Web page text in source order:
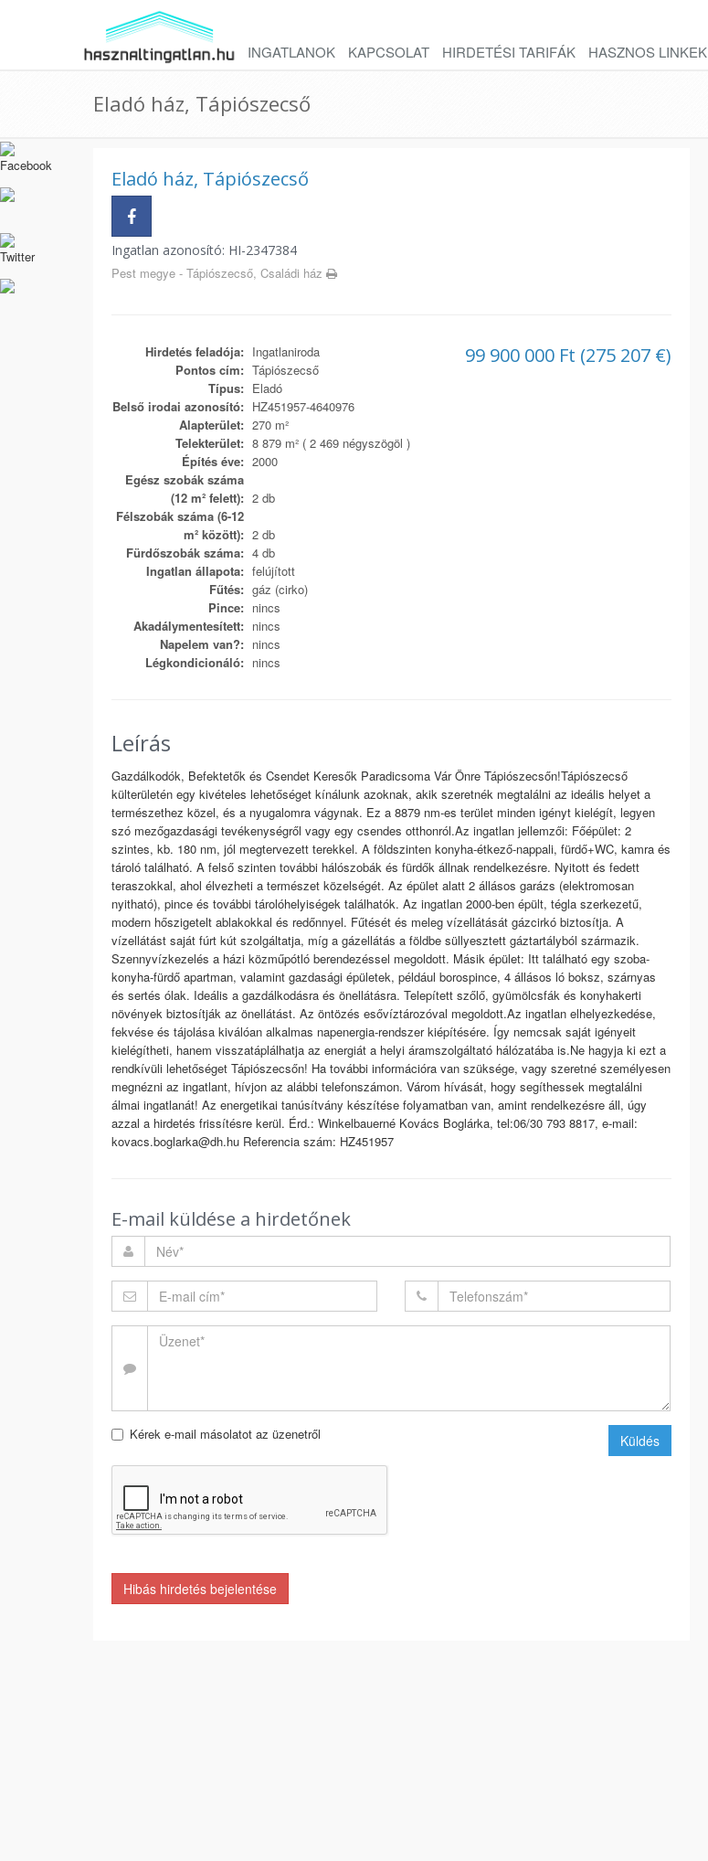
INGATLANOK KAPCSOLAT HIRDETÉSI TARIFÁK HASZNOS LINKEK
Eladó ház, Tápiószecső
Eladó ház, Tápiószecső
Ingatlan azonosító: HI-2347384
Pest megye - Tápiószecső, Családi ház
99 900 000 Ft (275 207 €)
Hirdetés feladója: Ingatlaniroda
Pontos cím: Tápiószecső
Típus: Eladó
Belső irodai azonosító: HZ451957-4640976
Alapterület: 270 m²
Telekterület: 8 879 m² ( 2 469 négyszögöl )
Építés éve: 2000
Egész szobák száma
(12 m² felett): 2 db
Félszobák száma (6-12
m² között): 2 db
Fürdőszobák száma: 4 db
Ingatlan állapota: felújított
Fűtés: gáz (cirko)
Pince: nincs
Akadálymentesített: nincs
Napelem van?: nincs
Légkondicionáló: nincs
Leírás
Gazdálkodók, Befektetők és Csendet Keresők Paradicsoma Vár Önre Tápiószecsőn!Tápiószecső
külterületén egy kivételes lehetőséget kínálunk azoknak, akik szeretnék megtalálni az ideális helyet a
természethez közel, és a nyugalomra vágynak. Ez a 8879 nm-es terület minden igényt kielégít, legyen
szó mezőgazdasági tevékenységről vagy egy csendes otthonról.Az ingatlan jellemzői: Főépület: 2
szintes, kb. 180 nm, jól megtervezett terekkel. A földszinten konyha-étkező-nappali, fürdő+WC, kamra és
tároló található. A felső szinten további hálószobák és fürdők állnak rendelkezésre. Nyitott és fedett
teraszokkal, ahol élvezheti a természet közelségét. Az épület alatt 2 állásos garázs (elektromosan
nyitható), pince és további tárolóhelyiségek találhatók. Az ingatlan 2000-ben épült, tégla szerkezetű,
modern hőszigetelt ablakokkal és redőnnyel. Fűtését és meleg vízellátását gázcirkó biztosítja. A
vízellátást saját fúrt kút szolgáltatja, míg a gázellátás a földbe süllyesztett gáztartályból származik.
Szennyvízkezelés a házi közműpótló berendezéssel megoldott. Másik épület: Itt található egy szoba-
konyha-fürdő apartman, valamint gazdasági épületek, például borospince, 4 állásos ló boksz, szárnyas
és sertés ólak. Ideális a gazdálkodásra és önellátásra. Telepített szőlő, gyümölcsfák és konyhakerti
növények biztosítják az önellátást. Az öntözés esővíztározóval megoldott.Az ingatlan elhelyezkedése,
fekvése és tájolása kiválóan alkalmas napenergia-rendszer kiépítésére. Így nemcsak saját igényeit
kielégítheti, hanem visszatáplálhatja az energiát a helyi áramszolgáltató hálózatába is.Ne hagyja ki ezt a
rendkívüli lehetőséget Tápiószecsőn! Ha további információra van szüksége, vagy szeretné személyesen
megnézni az ingatlant, hívjon az alábbi telefonszámon. Várom hívását, hogy segíthessek megtalálni
álmai ingatlanát! Az energetikai tanúsítvány készítése folyamatban van, amint rendelkezésre áll, úgy
azzal a hirdetés frissítésre kerül. Érd.: Winkelbauerné Kovács Boglárka, tel:06/30 793 8817, e-mail:
kovacs.boglarka@dh.hu Referencia szám: HZ451957
E-mail küldése a hirdetőnek
Kérek e-mail másolatot az üzenetről Küldés
Hibás hirdetés bejelentése